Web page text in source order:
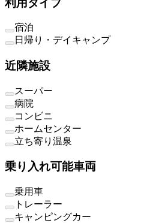
宿泊
日帰り・デイキャンプ
近隣施設
スーパー
病院
コンビニ
ホームセンター
立ち寄り温泉
乗り入れ可能車両
乗用車
トレーラー
キャンピングカー